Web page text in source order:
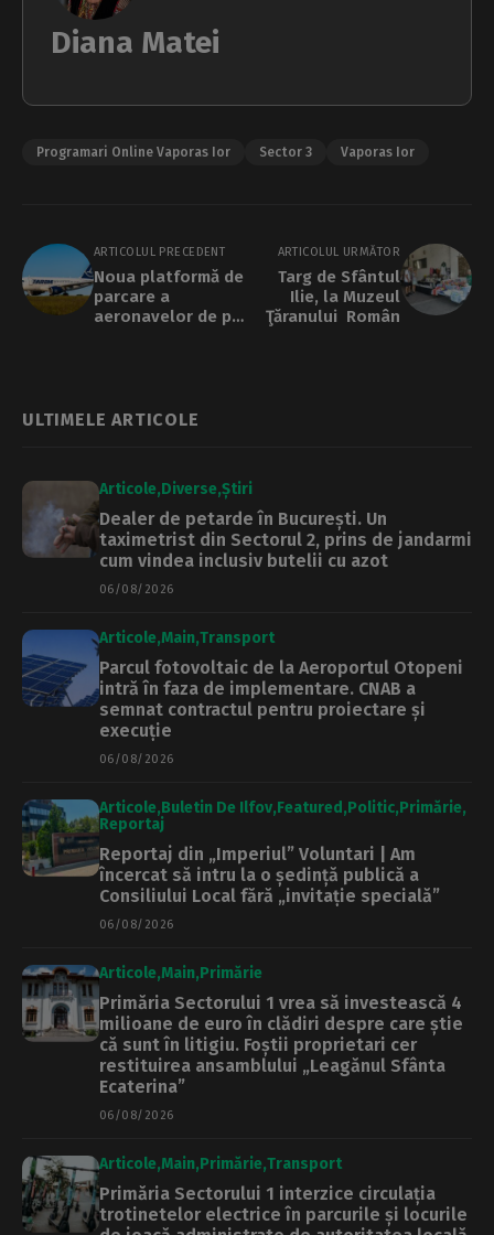
Diana Matei
Programari Online Vaporas Ior Sector 3 Vaporas Ior
ARTICOLUL PRECEDENT
Noua platformă de
parcare a
aeronavelor de pe
aceasta
ARTICOLUL URMĂTOR
Targ de Sfântul
Ilie, la Muzeul
Ţăranului Român
ULTIMELE ARTICOLE
Articole Diverse Știri
Dealer de petarde în București. Un
taximetrist din Sectorul 2, prins de jandarmi
cum vindea inclusiv butelii cu azot
06/08/2026
Articole Main Transport
Parcul fotovoltaic de la Aeroportul Otopeni
intră în faza de implementare. CNAB a
semnat contractul pentru proiectare și
execuție
06/08/2026
Articole Buletin De Ilfov Featured Politic Primărie
Reportaj
Reportaj din „Imperiul” Voluntari | Am
încercat să intru la o ședință publică a
Consiliului Local fără „invitație specială”
06/08/2026
Articole Main Primărie
Primăria Sectorului 1 vrea să investească 4
milioane de euro în clădiri despre care știe
că sunt în litigiu. Foștii proprietari cer
restituirea ansamblului „Leagănul Sfânta
Ecaterina”
06/08/2026
Articole Main Primărie Transport
Primăria Sectorului 1 interzice circulația
trotinetelor electrice în parcurile și locurile